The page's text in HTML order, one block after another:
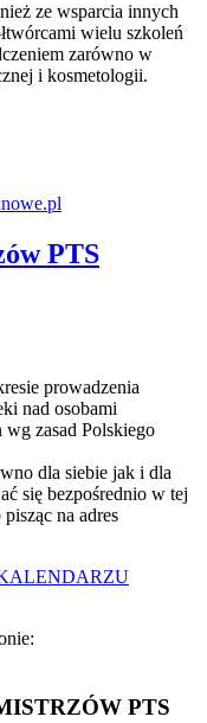
ze wsparcia innych
wielu szkoleń
zarówno w
i kosmetologii.
PTS
prowadzenia
nad osobami
zasad Polskiego
dla siebie jak i dla
się bezpośrednio w tej
na adres
PTS